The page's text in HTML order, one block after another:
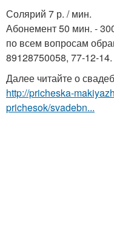
Солярий 7 р. / мин.
Абонемент 50 мин. -
по всем вопросам
89128750058, 77-12-14.
Далее читайте о
http://pricheska-
prichesok/svadebn...